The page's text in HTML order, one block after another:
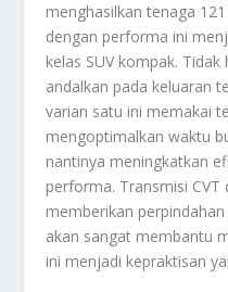
menghasilkan tenaga
dengan performa ini
kelas SUV kompak.
andalkan pada keluaran
varian satu ini memakai
mengoptimalkan waktu
nantinya meningkatkan
performa. Transmisi CVT
memberikan
akan sangat membantu
ini menjadi kepraktisan